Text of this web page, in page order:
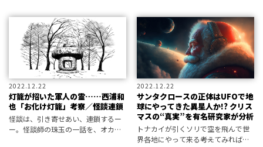
ったい何が待ち受けているのか――!?
が、じつはこの予言にはまだ続きが
あった。 「赤い力」に取り憑かれた
プーチンは、やがて日本にも襲いか
かってくる
2022.12.22
灯籠が招いた軍人の霊……西浦和
也「お化け灯籠」考察／怪談連鎖
怪談は、引き寄せあい、連鎖するー
ー。怪談師の珠玉の一話を、オカル
2022.12.22
サンタクロースの正体はUFOで地
球にやってきた異星人か!? クリス
マスの“真実”を有名研究家が分析
トナカイが引くソリで空を飛んで世
界各地にやって来る――考えてみれば異